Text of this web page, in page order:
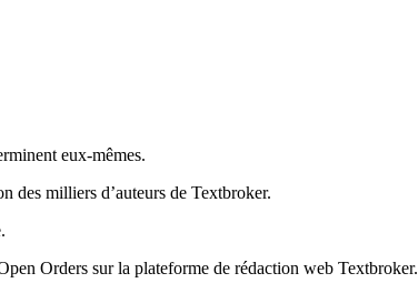
eux-mêmes.
des milliers d’auteurs de Textbroker.
Orders sur la plateforme de rédaction web Textbroker.